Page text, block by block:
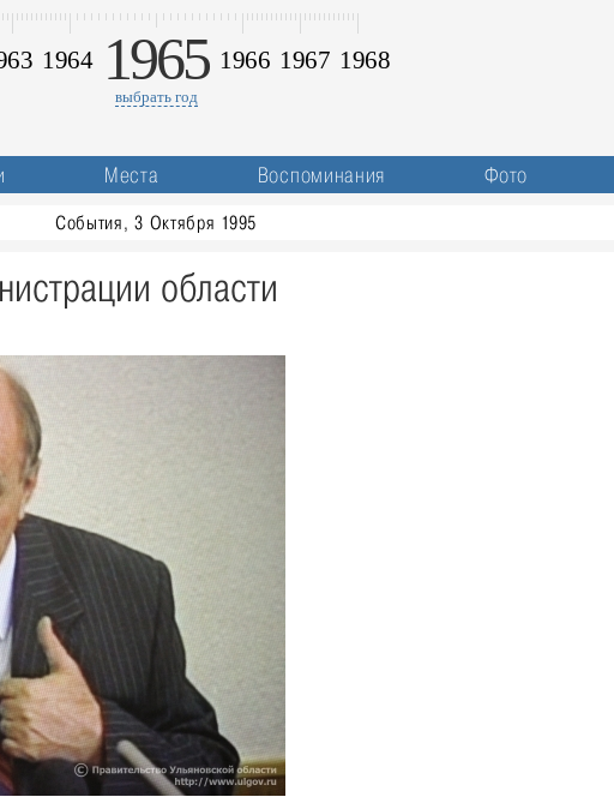
1965
1964 1966 1967 1968
выбрать год
Места Воспоминания Фото
События, 3 Октября 1995
области